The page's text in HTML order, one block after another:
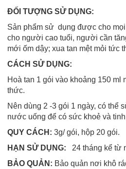
ĐỐI TƯỢNG SỬ DỤNG:
Sản phẩm sử dụng được cho
cho người cao tuổi, người cần
mới ốm dậy; xua tan mệt mỏi tức
CÁCH SỬ DỤNG:
Hoà tan 1 gói vào khoảng 150
thức.
Nên dùng 2 -3 gói 1 ngày, có thể
nước uống để có sức khoẻ và
QUY CÁCH: 3g/ gói, hộp 20 gói.
HẠN SỬ DỤNG: 24 tháng kể từ
BẢO QUẢN: Bảo quản nơi khô